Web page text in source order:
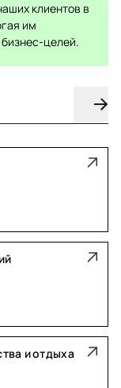
клиентов в
им
целей.
и отдыха